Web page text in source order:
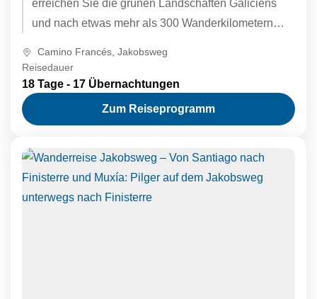
erreichen Sie die grünen Landschaften Galiciens
und nach etwas mehr als 300 Wanderkilometern
Camino Francés, Jakobsweg
Reisedauer
18 Tage - 17 Übernachtungen
Zum Reiseprogramm